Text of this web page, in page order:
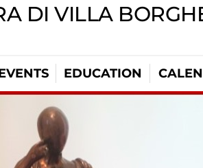
DI VILLA
EDUCATION